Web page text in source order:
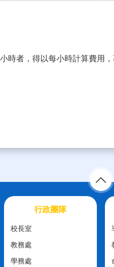
時者，得以每小時計算費用，
行政團隊
校長室
教務處
學務處